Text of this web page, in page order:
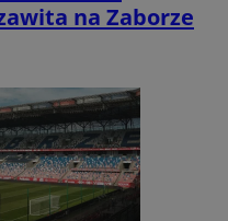
na Zaborze